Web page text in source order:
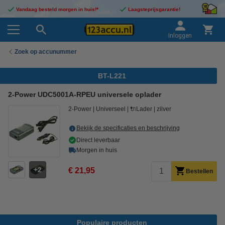
Vandaag besteld morgen in huis!* Laagsteprijsgarantie!
Inloggen
Zoek op accunummer
BT-L221
2-Power UDC5001A-RPEU universele oplader
2
2-Power Universeel 🔌Lader zilver
Bekijk de specificaties en beschrijving
Direct leverbaar
Morgen in huis
€ 21,95 Bestellen
Populaire producten